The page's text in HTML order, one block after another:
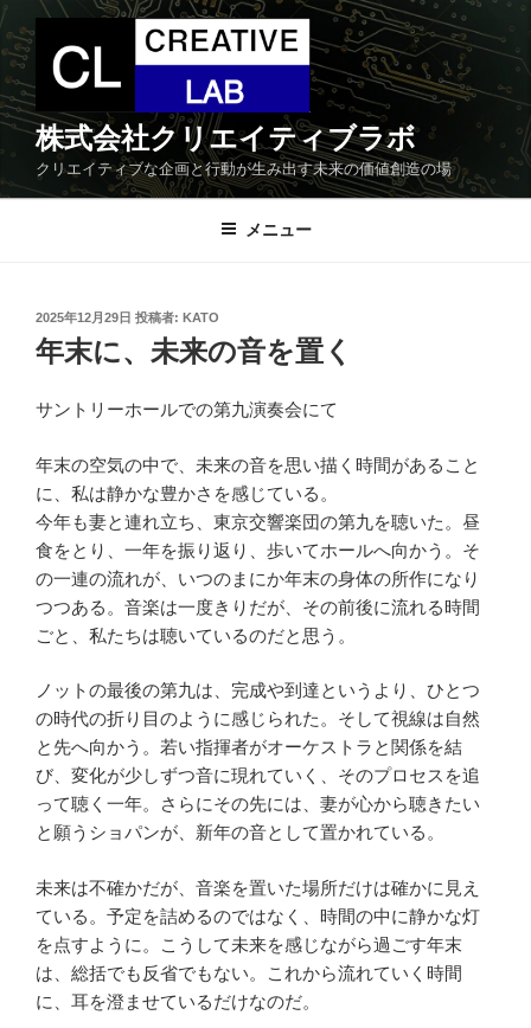
コ
ン
テ
ン
ツ
株式会社クリエイティブラボ
クリエイティブな企画と行動が生み出す未来の価値創造の場
メニュー
投
稿
日:
2025年12月29日 投稿者: KATO
年末に、未来の音を置く
サントリーホールでの第九演奏会にて
年末の空気の中で、未来の音を思い描く時間があること
に、私は静かな豊かさを感じている。
今年も妻と連れ立ち、東京交響楽団の第九を聴いた。昼
食をとり、一年を振り返り、歩いてホールへ向かう。そ
の一連の流れが、いつのまにか年末の身体の所作になり
つつある。音楽は一度きりだが、その前後に流れる時間
ごと、私たちは聴いているのだと思う。
ノットの最後の第九は、完成や到達というより、ひとつ
の時代の折り目のように感じられた。そして視線は自然
と先へ向かう。若い指揮者がオーケストラと関係を結
び、変化が少しずつ音に現れていく、そのプロセスを追
って聴く一年。さらにその先には、妻が心から聴きたい
と願うショパンが、新年の音として置かれている。
未来は不確かだが、音楽を置いた場所だけは確かに見え
ている。予定を詰めるのではなく、時間の中に静かな灯
を点すように。こうして未来を感じながら過ごす年末
は、総括でも反省でもない。これから流れていく時間
に、耳を澄ませているだけなのだ。